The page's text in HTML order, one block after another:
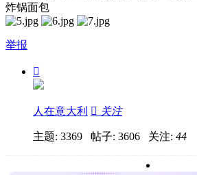
炸锅面包
举报

人在意大利  关注
主题: 3369 帖子: 3606 关注: 44